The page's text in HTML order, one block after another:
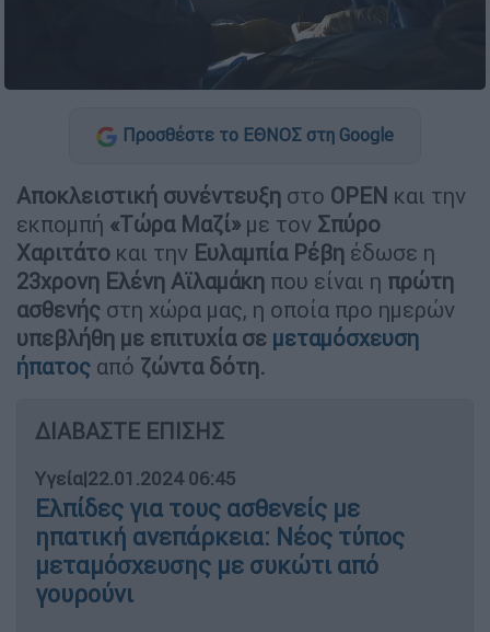
Προσθέστε το ΕΘΝΟΣ στη Google
Αποκλειστική συνέντευξη στο OPEN και την
εκπομπή «Τώρα Μαζί» με τον Σπύρο
Χαριτάτο και την Ευλαμπία Ρέβη έδωσε η
23χρονη Ελένη Αϊλαμάκη που είναι η πρώτη
ασθενής στη χώρα μας, η οποία προ ημερών
υπεβλήθη με επιτυχία σε μεταμόσχευση
ήπατος από ζώντα δότη.
ΔΙΑΒΑΣΤΕ ΕΠΙΣΗΣ
Υγεία|22.01.2024 06:45
Ελπίδες για τους ασθενείς με
ηπατική ανεπάρκεια: Νέος τύπος
μεταμόσχευσης με συκώτι από
γουρούνι